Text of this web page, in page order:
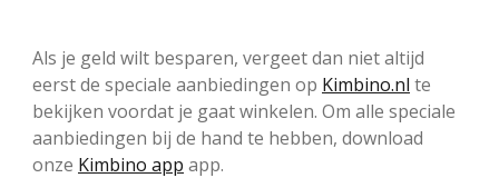
Als je geld wilt besparen, vergeet dan niet altijd
eerst de speciale aanbiedingen op Kimbino.nl te
bekijken voordat je gaat winkelen. Om alle speciale
aanbiedingen bij de hand te hebben, download
onze Kimbino app app.